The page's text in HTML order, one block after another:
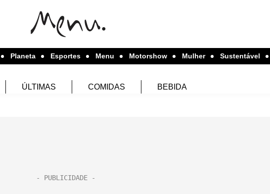
Planeta Esportes Menu Motorshow Mulher Sustentável
ÚLTIMAS COMIDAS BEBIDA